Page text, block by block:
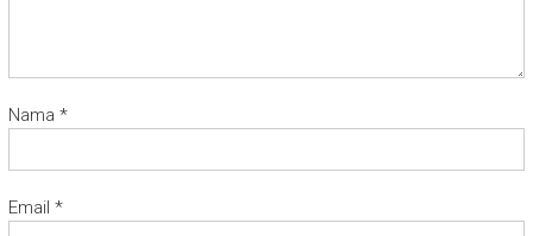
Nama *
Email *